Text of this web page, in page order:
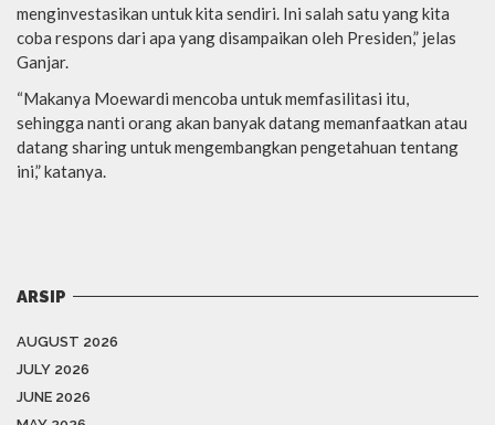
menginvestasikan untuk kita sendiri. Ini salah satu yang kita
coba respons dari apa yang disampaikan oleh Presiden,” jelas
Ganjar.
“Makanya Moewardi mencoba untuk memfasilitasi itu,
sehingga nanti orang akan banyak datang memanfaatkan atau
datang sharing untuk mengembangkan pengetahuan tentang
ini,” katanya.
ARSIP
AUGUST 2026
JULY 2026
JUNE 2026